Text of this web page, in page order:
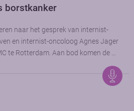
borstkanker
naar het gesprek van internist-
en internist-oncoloog Agnes Jager
te Rotterdam. Aan bod komen de …